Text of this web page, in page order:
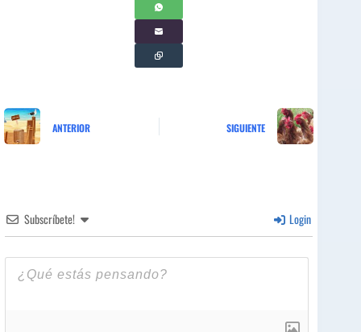
ANTERIOR SIGUIENTE
Subscríbete! Login